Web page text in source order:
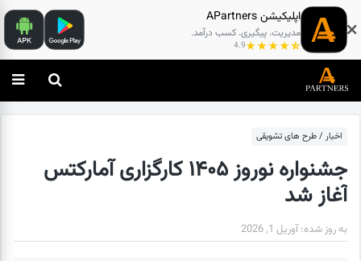
اپلیکیشن APartners
مدیریت. پیگیری. کسب درآمد.
4.9
اخبار /طرح های تشویقی
جشنواره نوروز ۱۴۰۵ کارگزاری آمارکتس
آغاز شد
به روز شده: آوریل 1, 2026